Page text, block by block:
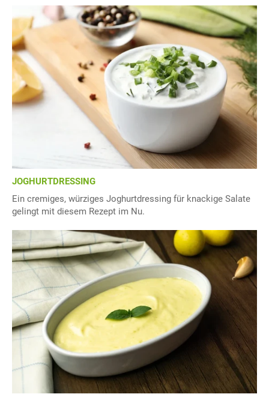
JOGHURTDRESSING
Ein cremiges, würziges Joghurtdressing für knackige Salate
gelingt mit diesem Rezept im Nu.